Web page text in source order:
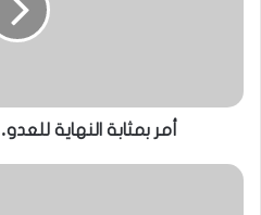
أمر بمثابة النهاية